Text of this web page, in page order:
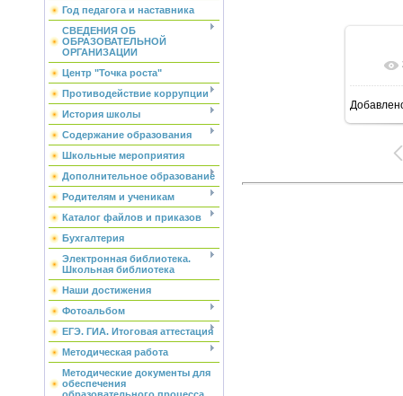
Год педагога и наставника
СВЕДЕНИЯ ОБ
ОБРАЗОВАТЕЛЬНОЙ
ОРГАНИЗАЦИИ
Центр "Точка роста"
Противодействие коррупции
История школы
Содержание образования
Школьные мероприятия
Дополнительное образование
Родителям и ученикам
Каталог файлов и приказов
Бухгалтерия
Электронная библиотека.
Школьная библиотека
Наши достижения
Фотоальбом
ЕГЭ. ГИА. Итоговая аттестация
Методическая работа
Методические документы для
обеспечения